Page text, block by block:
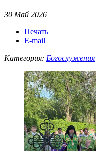
30 Май 2026
Печать
E-mail
Категория: Богослужения